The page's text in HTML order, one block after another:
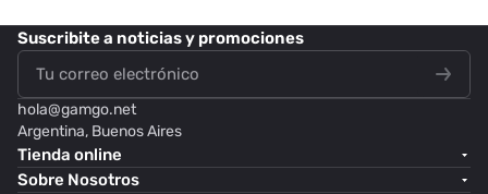
Suscribitea noticias y promociones
hola@gamgo.net
Argentina, Buenos Aires
Tienda online
Sobre Nosotros